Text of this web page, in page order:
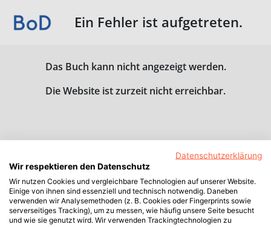
Ein Fehler ist aufgetreten.
Das Buch kann nicht angezeigt werden.
Die Website ist zurzeit nicht erreichbar.
Datenschutzerklärung
Wir respektieren den Datenschutz
Wir nutzen Cookies und vergleichbare Technologien auf unserer Website.
Einige von ihnen sind essenziell und technisch notwendig. Daneben
verwenden wir Analysemethoden (z. B. Cookies oder Fingerprints sowie
serverseitiges Tracking), um zu messen, wie häufig unsere Seite besucht
und wie sie genutzt wird. Wir verwenden Trackingtechnologien zu